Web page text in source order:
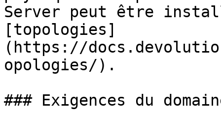
Server peut être
[topologies]
(https://
opologies/).
### Exigences du